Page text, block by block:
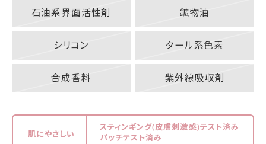
石油系界面活性剤 鉱物油
シリコン タール系色素
合成香料 紫外線吸収剤
肌にやさしい
スティンギング(皮膚刺激感)テスト済み
パッチテスト済み